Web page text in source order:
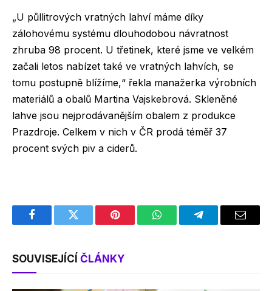
„U půllitrových vratných lahví máme díky
zálohovému systému dlouhodobou návratnost
zhruba 98 procent. U třetinek, které jsme ve velkém
začali letos nabízet také ve vratných lahvích, se
tomu postupně blížíme,“ řekla manažerka výrobních
materiálů a obalů Martina Vajskebrová. Skleněné
lahve jsou nejprodávanějším obalem z produkce
Prazdroje. Celkem v nich v ČR prodá téměř 37
procent svých piv a ciderů.
FacebookTwitter Pinterest WhatsAppTelegramEmail
SOUVISEJÍCÍ ČLÁNKY